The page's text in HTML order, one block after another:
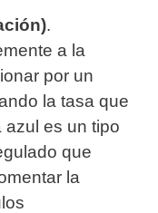
.
a la
por un
la tasa que
es un tipo
que
la